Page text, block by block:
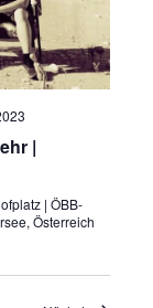
|
| ÖBB-
Österreich